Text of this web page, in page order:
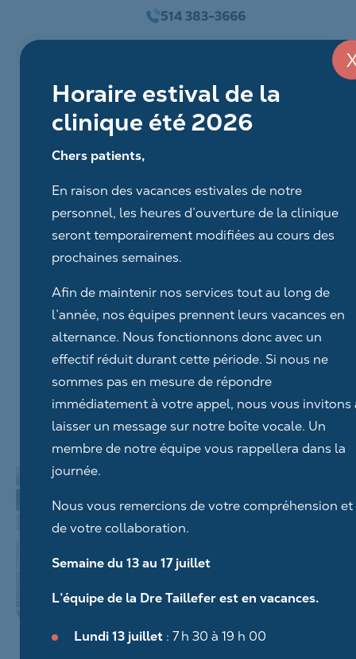
contenu
514 383-3666
Horaire estival de la
clinique été 2026
Chers patients,
En raison des vacances estivales de notre
personnel, les heures d’ouverture de la clinique
seront temporairement modifiées au cours des
prochaines semaines.
Afin de maintenir nos services tout au long de
l’année, nos équipes prennent leurs vacances en
alternance. Nous fonctionnons donc avec un
effectif réduit durant cette période. Si nous ne
sommes pas en mesure de répondre
immédiatement à votre appel, nous vous invitons
laisser un message sur notre boîte vocale. Un
membre de notre équipe vous rappellera dans la
journée.
Nous vous remercions de votre compréhension et
de votre collaboration.
Semaine du 13 au 17 juillet
L’équipe de la Dre Taillefer est en vacances.
Lundi 13 juillet: 7 h 30 à 19 h 00